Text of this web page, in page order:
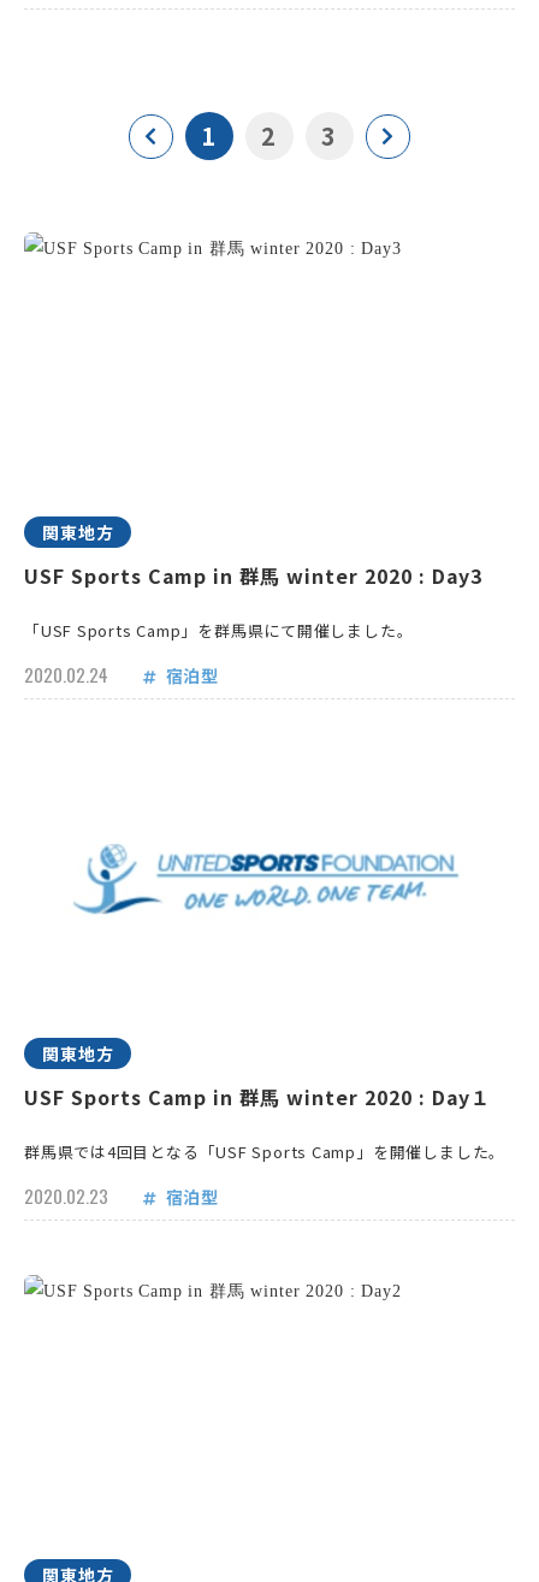
1 2 3
関東地方
USF Sports Camp in 群馬 winter 2020 : Day3
「USF Sports Camp」を群馬県にて開催しました。
2020.02.24 宿泊型
関東地方
USF Sports Camp in 群馬 winter 2020 : Day１
群馬県では4回目となる「USF Sports Camp」を開催しました。
2020.02.23 宿泊型
関東地方